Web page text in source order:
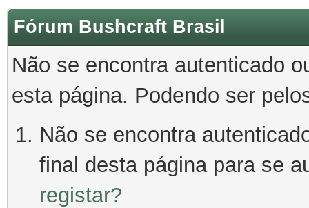
Fórum Bushcraft Brasil
Não se encontra autenticado
esta página. Podendo ser
Não se encontra
final desta página para se
registar?